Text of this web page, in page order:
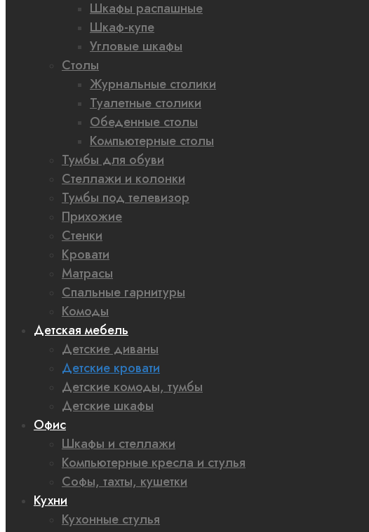
Шкафы распашные
Шкаф-купе
Угловые шкафы
Столы
Журнальные столики
Туалетные столики
Обеденные столы
Компьютерные столы
Тумбы для обуви
Стеллажи и колонки
Тумбы под телевизор
Прихожие
Стенки
Кровати
Матрасы
Спальные гарнитуры
Комоды
Детская мебель
Детские диваны
Детские кровати
Детские комоды, тумбы
Детские шкафы
Офис
Шкафы и стеллажи
Компьютерные кресла и стулья
Софы, тахты, кушетки
Кухни
Кухонные стулья